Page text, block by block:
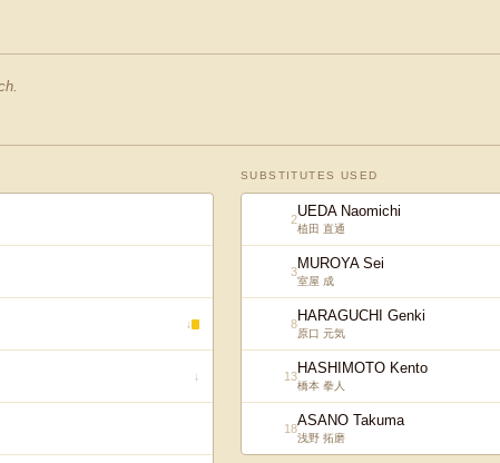
↓
↓
SUBSTITUTES USED
2UEDA Naomichi
植田 直通
3MUROYA Sei
室屋 成
8HARAGUCHI Genki
原口 元気
13HASHIMOTO Kento
橋本 拳人
18ASANO Takuma
浅野 拓磨